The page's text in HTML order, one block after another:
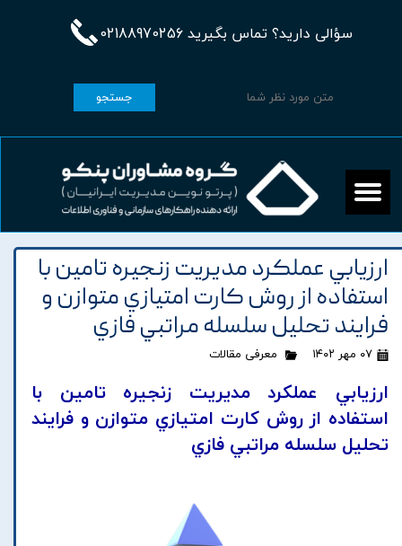
سؤالی دارید؟ تماس بگیرید 02188970256
جستجو
ارزيابي عملکرد مديريت زنجيره تامين با
استفاده از روش کارت امتيازي متوازن و
فرايند تحليل سلسله مراتبي فازي
۰۷ مهر ۱۴۰۲ معرفی مقالات
ارزيابي عملکرد مديريت زنجيره تامين با
استفاده از روش کارت امتيازي متوازن و فرايند
تحليل سلسله مراتبي فازي